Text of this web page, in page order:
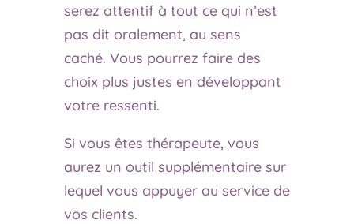
serez attentif à tout ce qui n’est
pas dit oralement, au sens
caché. Vous pourrez faire des
choix plus justes en développant
votre ressenti.
Si vous êtes thérapeute, vous
aurez un outil supplémentaire sur
lequel vous appuyer au service de
vos clients.